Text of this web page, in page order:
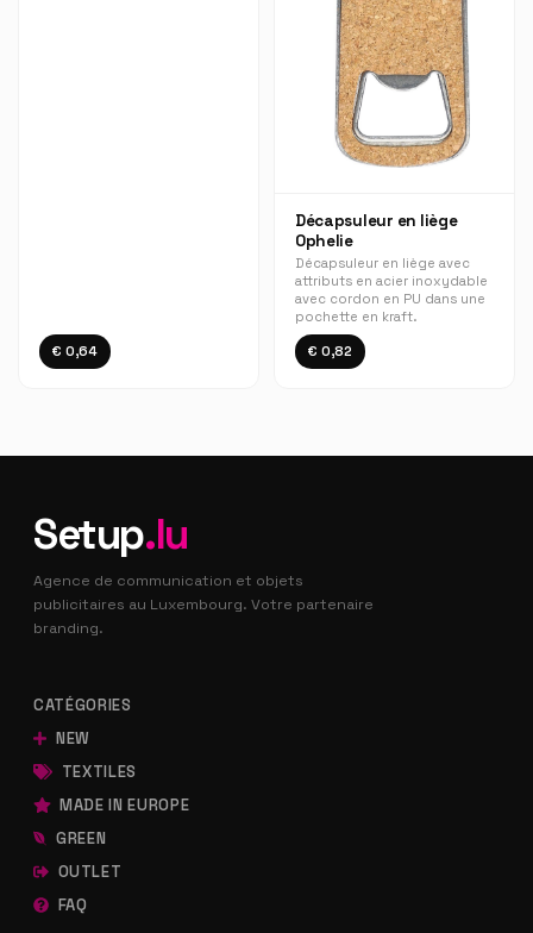
€ 0,64
Décapsuleur en liège
Ophelie
Décapsuleur en liège avec
attributs en acier inoxydable
avec cordon en PU dans une
pochette en kraft.
€ 0,82
Setup.lu
Agence de communication et objets
publicitaires au Luxembourg. Votre partenaire
branding.
CATÉGORIES
NEW
TEXTILES
MADE IN EUROPE
GREEN
OUTLET
FAQ